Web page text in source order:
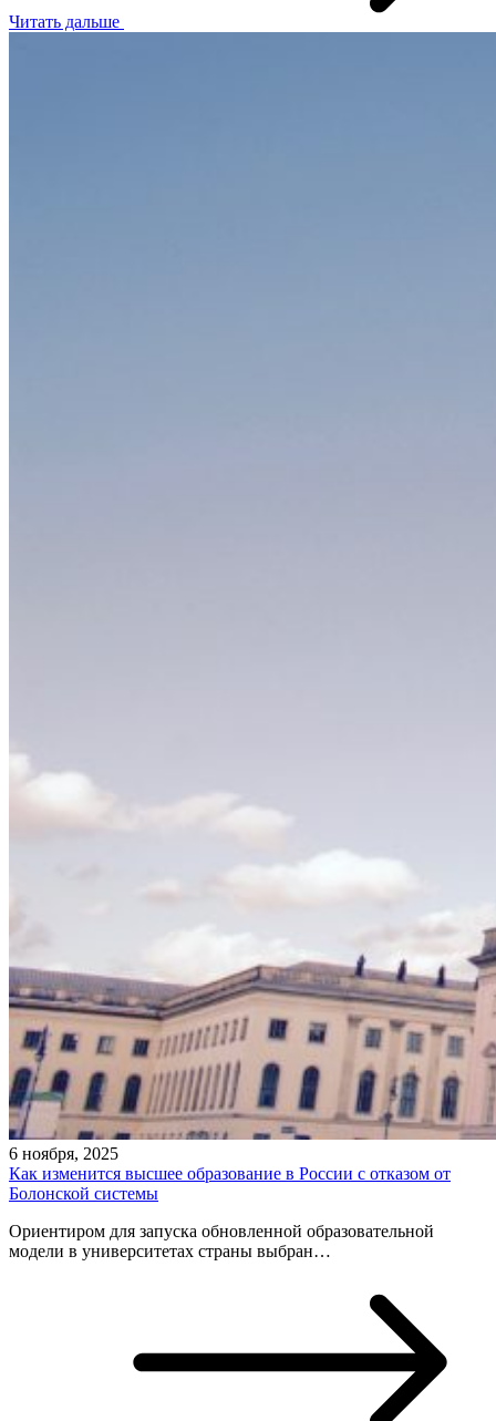
Читать дальше
6 ноября, 2025
Как изменится высшее образование в России с отказом от
Болонской системы
Ориентиром для запуска обновленной образовательной
модели в университетах страны выбран…